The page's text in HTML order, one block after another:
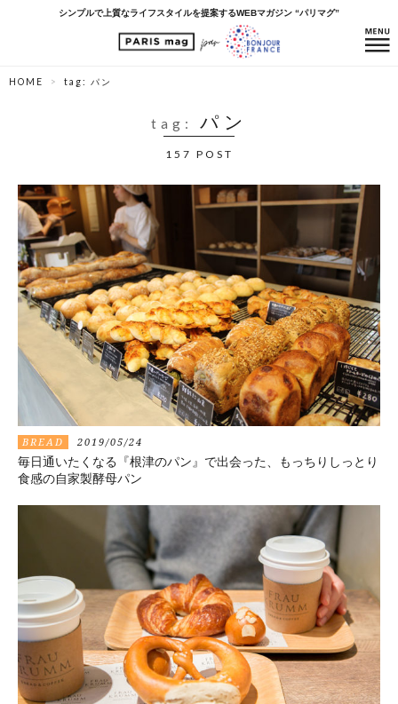
シンプルで上質なライフスタイルを提案するWEBマガジン “パリマグ”
HOME tag: パン
tag: パン
157 POST
BREAD 2019/05/24
毎日通いたくなる『根津のパン』で出会った、もっちりしっとり
食感の自家製酵母パン